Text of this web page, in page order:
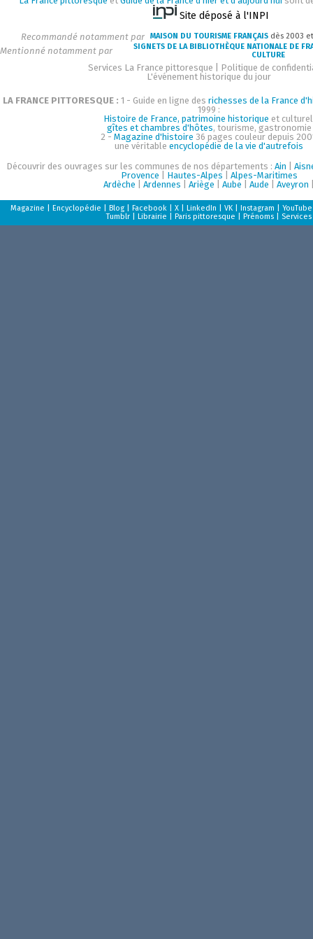
Site déposé à l'INPI
Recommandé notamment par MAISON DU TOURISME FRANÇAIS dès 2003
Mentionné notamment par
SIGNETS DE LA BIBLIOTHÈQUE NATIONALE DE
CULTURE
Services La France pittoresque
Politique de
L'événement historique du jour
LA FRANCE PITTORESQUE : 1 - Guide en ligne des richesses de la France
1999 :
Histoire de France, patrimoine historique et
gîtes et chambres d'hôtes, tourisme, gastronomie
2 - Magazine d'histoire 36 pages couleur depuis
une véritableencyclopédie de la vie d'autrefois
Découvrir des ouvrages sur les communes de nos départements :Ain |
Provence
Hautes-Alpes
Alpes-Maritimes
Ardèche |Ardennes |Ariège |Aube |Aude |Aveyron
Magazine |Encyclopédie |Blog |Facebook |X |LinkedIn |VK |Instagram |YouTube
Tumblr |Librairie |Paris pittoresque |Prénoms Services